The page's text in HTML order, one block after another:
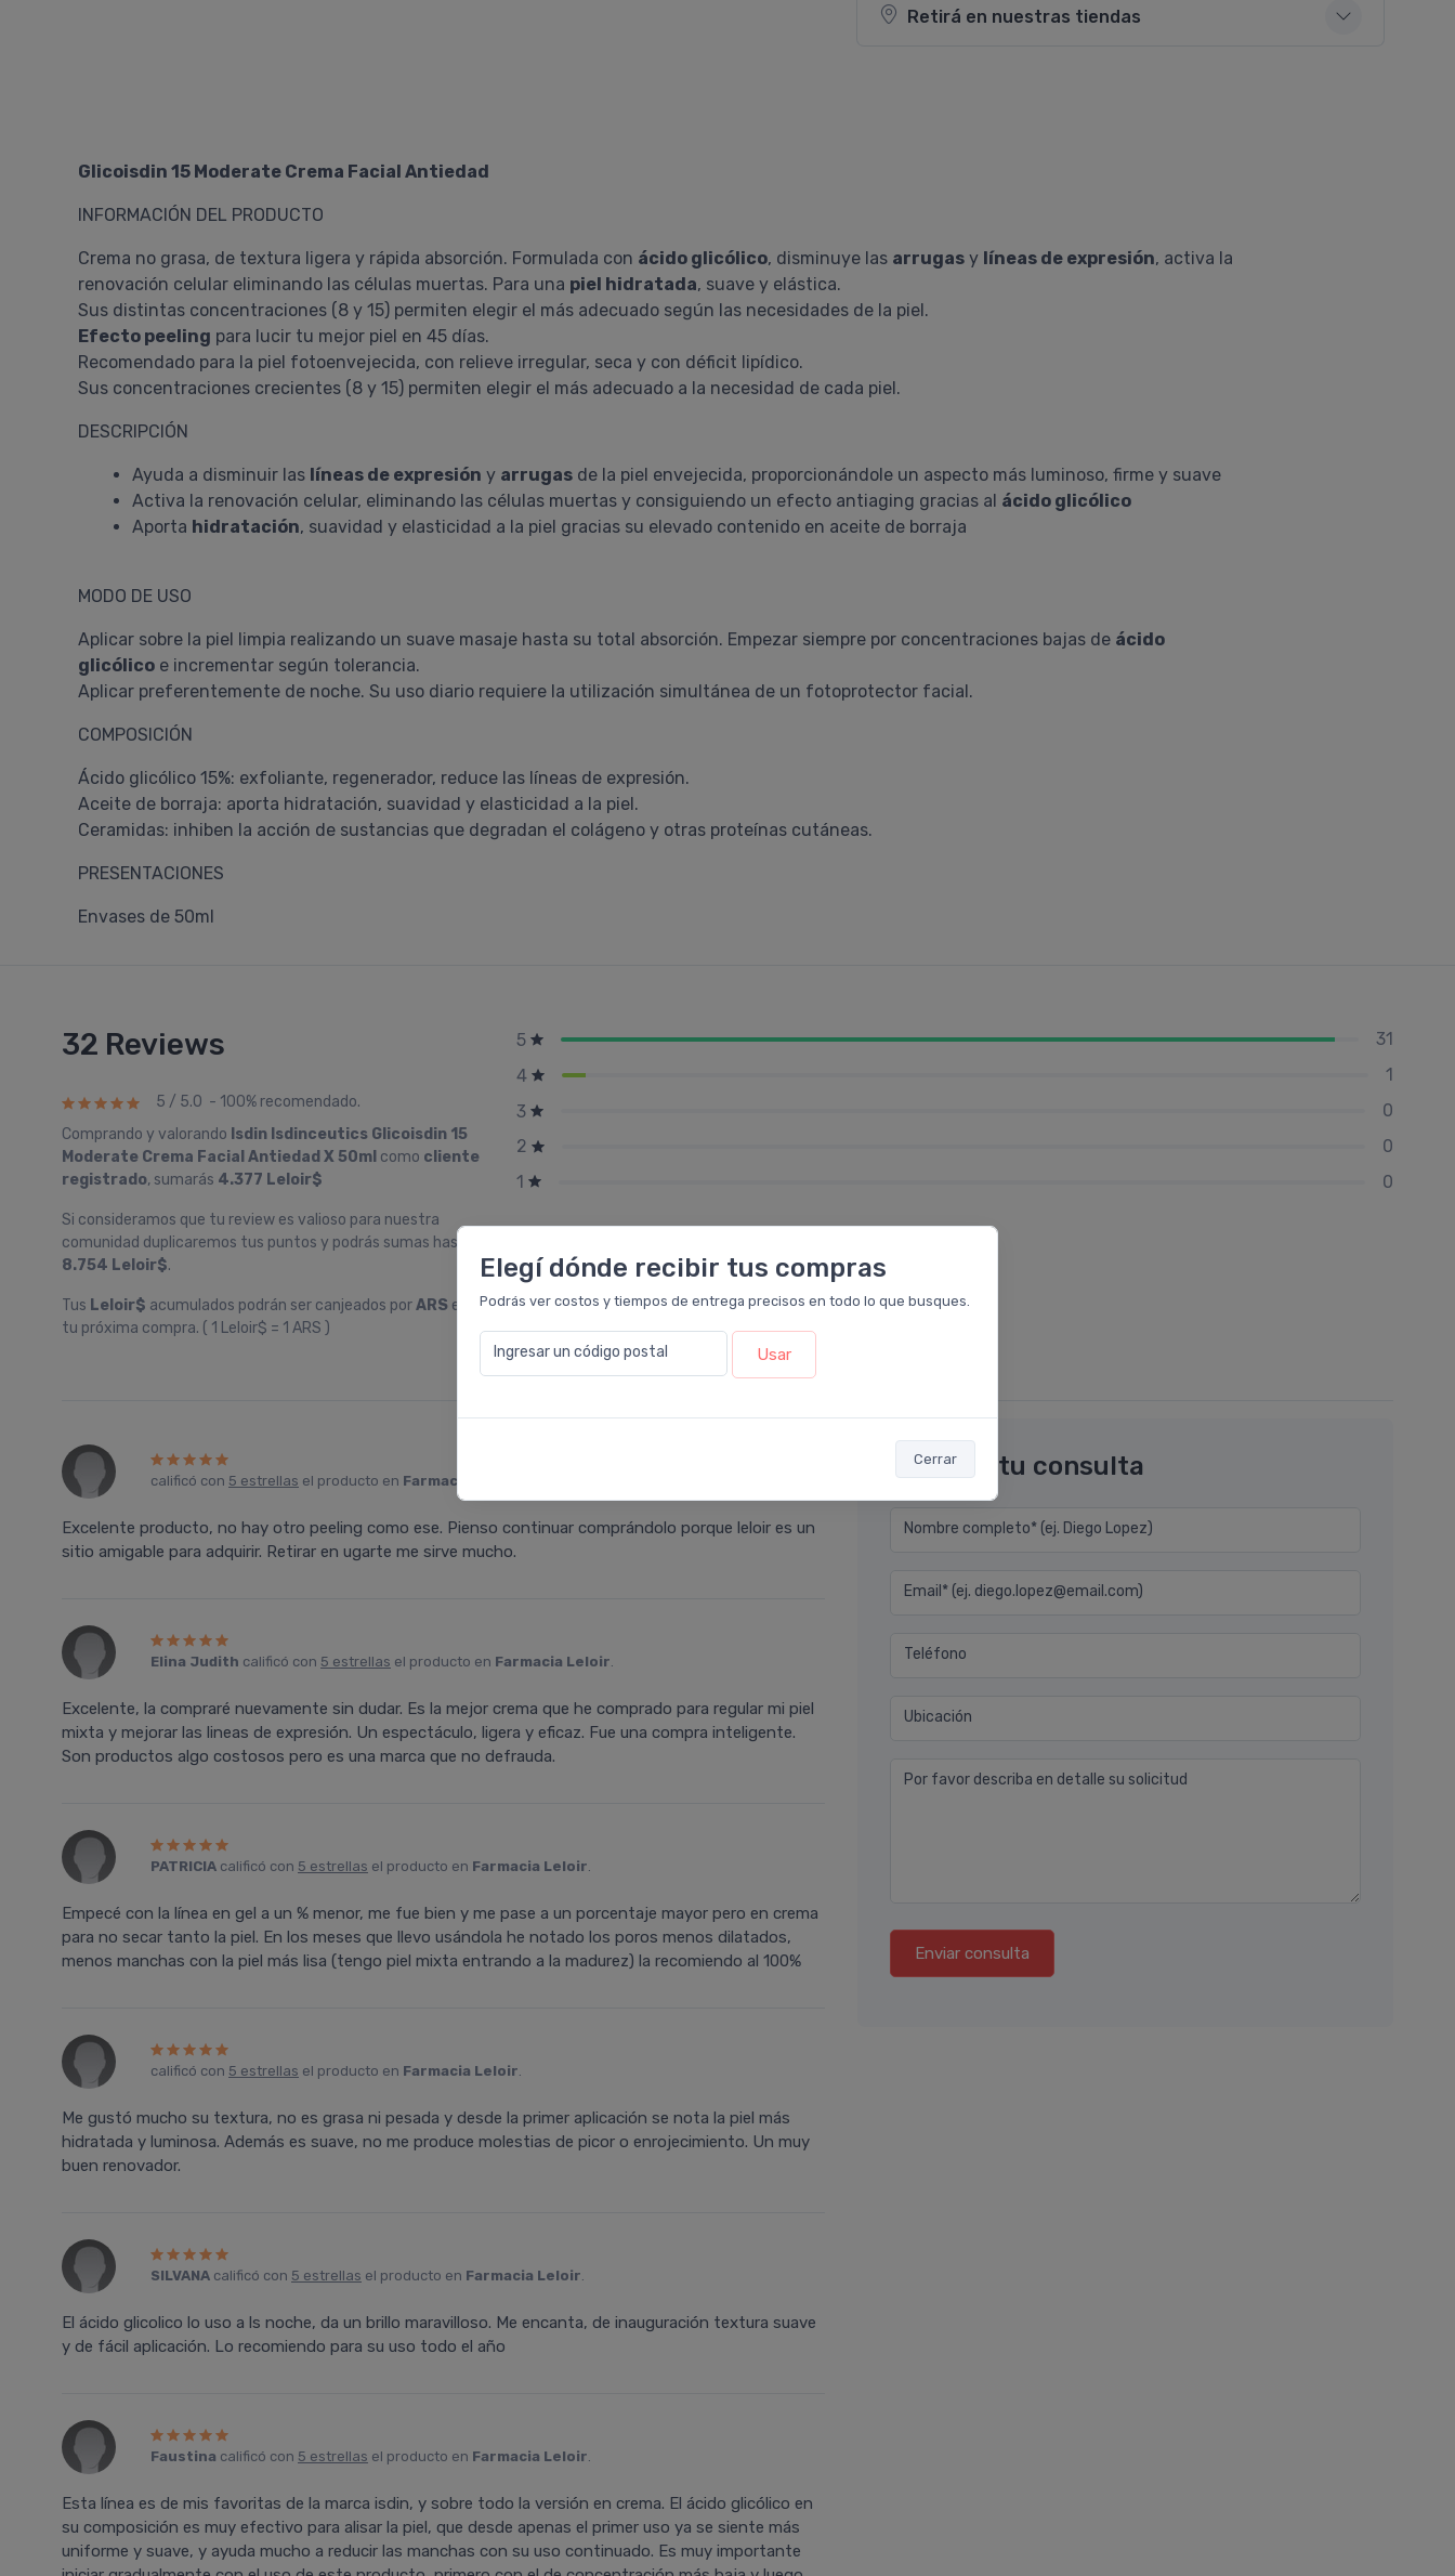
Elegí dónde recibir tus compras
Podrás ver costos y tiempos de entrega precisos en todo lo que busques.
Ingresar un código postal Usar
Cerrar
Retirá en nuestras tiendas
Glicoisdin 15 Moderate Crema Facial Antiedad
INFORMACIÓN DEL PRODUCTO
Crema no grasa, de textura ligera y rápida absorción. Formulada con ácido glicólico, disminuye las arrugas y líneas de expresión, activa la
renovación celular eliminando las células muertas. Para una piel hidratada, suave y elástica.
Sus distintas concentraciones (8 y 15) permiten elegir el más adecuado según las necesidades de la piel.
Efecto peeling para lucir tu mejor piel en 45 días.
Recomendado para la piel fotoenvejecida, con relieve irregular, seca y con déficit lipídico.
Sus concentraciones crecientes (8 y 15) permiten elegir el más adecuado a la necesidad de cada piel.
DESCRIPCIÓN
Ayuda a disminuir las líneas de expresión y arrugas de la piel envejecida, proporcionándole un aspecto más luminoso, firme y suave
Activa la renovación celular, eliminando las células muertas y consiguiendo un efecto antiaging gracias al ácido glicólico
Aporta hidratación, suavidad y elasticidad a la piel gracias su elevado contenido en aceite de borraja
MODO DE USO
Aplicar sobre la piel limpia realizando un suave masaje hasta su total absorción. Empezar siempre por concentraciones bajas de ácido
glicólico e incrementar según tolerancia.
Aplicar preferentemente de noche. Su uso diario requiere la utilización simultánea de un fotoprotector facial.
COMPOSICIÓN
Ácido glicólico 15%: exfoliante, regenerador, reduce las líneas de expresión.
Aceite de borraja: aporta hidratación, suavidad y elasticidad a la piel.
Ceramidas: inhiben la acción de sustancias que degradan el colágeno y otras proteínas cutáneas.
PRESENTACIONES
Envases de 50ml
32 Reviews
5 / 5.0 - 100% recomendado.
Comprando y valorando Isdin Isdinceutics Glicoisdin 15
Moderate Crema Facial Antiedad X 50ml como cliente
registrado, sumarás 4.377 Leloir$
Si consideramos que tu review es valioso para nuestra
comunidad duplicaremos tus puntos y podrás sumas hasta
8.754 Leloir$.
Tus Leloir$ acumulados podrán ser canjeados porARS en
tu próxima compra. ( 1 Leloir$ = 1 ARS )
5
31
4
1
3
0
2
0
1
0
calificó con 5 estrellas el producto en Farmacia Leloir
Excelente producto, no hay otro peeling como ese. Pienso continuar comprándolo porque leloir es un
sitio amigable para adquirir. Retirar en ugarte me sirve mucho.
Elina Judith calificó con 5 estrellas el producto en Farmacia Leloir.
Excelente, la compraré nuevamente sin dudar. Es la mejor crema que he comprado para regular mi piel
mixta y mejorar las lineas de expresión. Un espectáculo, ligera y eficaz. Fue una compra inteligente.
Son productos algo costosos pero es una marca que no defrauda.
PATRICIA calificó con 5 estrellas el producto en Farmacia Leloir.
Empecé con la línea en gel a un % menor, me fue bien y me pase a un porcentaje mayor pero en crema
para no secar tanto la piel. En los meses que llevo usándola he notado los poros menos dilatados,
menos manchas con la piel más lisa (tengo piel mixta entrando a la madurez) la recomiendo al 100%
calificó con 5 estrellas el producto en Farmacia Leloir.
Me gustó mucho su textura, no es grasa ni pesada y desde la primer aplicación se nota la piel más
hidratada y luminosa. Además es suave, no me produce molestias de picor o enrojecimiento. Un muy
buen renovador.
SILVANA calificó con 5 estrellas el producto en Farmacia Leloir.
El ácido glicolico lo uso a ls noche, da un brillo maravilloso. Me encanta, de inauguración textura suave
y de fácil aplicación. Lo recomiendo para su uso todo el año
Faustina calificó con 5 estrellas el producto en Farmacia Leloir.
Esta línea es de mis favoritas de la marca isdin, y sobre todo la versión en crema. El ácido glicólico en
su composición es muy efectivo para alisar la piel, que desde apenas el primer uso ya se siente más
uniforme y suave, y ayuda mucho a reducir las manchas con su uso continuado. Es muy importante
Déjanos tu consulta
Nombre completo* (ej. Diego Lopez)
Email* (ej. diego.lopez@email.com)
Teléfono
Ubicación
Por favor describa en detalle su solicitud
Enviar consulta